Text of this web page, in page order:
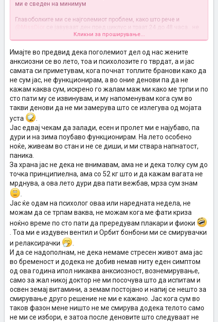
ми е сведен на минимум
Главоболките ми се најголемиот проблем, како што рече и
се јавуваат ден пред циклус и траат 24 до 48 часа.. не
можам од кревет да станам, од слаба(ако сум пиела таблета) до
исклучително интензивна мигренозна болка која буквално ме
треска од земја. А да е само главоболката... анксиозност, страв,
немир, плачливост, гадење, лоши мисли, нервоза, вознемиреност
Некој месец е помалку изразено, но најчесто е како овој, тотално
блокирање, неспособност за секојдневни обврски, не можам да
си го гледам детето
Какви природни таблети користиш@BlackNight?
@Doozy
Помагај те молам!
Во принцип се трудам да се хранам здраво во пакет со малата. Не
вежбам...Витамини и суплементи ако се сетам.. време обврски,
дете, стрес, работа...
Кликни за проширување...
Имајте во предвид дека поголемиот дел од нас жените
анксиозни се во лето, тоа и психолозите го тврдат, а и јас
самата си приметувам, кога почнат топлите бранови како да
не сум јас, не функционирам, а во оние денови па да не
кажам каква сум, искрено го жалам маж ми како ме трпи и по
сто пати му се извинувам, и му напоменувам кога сум во
такви денови да не ми замерува што се излегува од мојата
уста
Јас едвај чекам да залади, есен и пролет ми е најубаво, па
дури и на зима поубаво функционирам. На лето особено
ноќе, живеам во стан и не се диши, и ми ствара напнатост,
паника.
За храна јас не дека не внимавам, ама не и дека толку сум до
точка принципиелна, ама со 52 кг што и да кажам вагата не
мрднува, а ова лето дури два пати вежбав, мрза сум знам
Јас ќе одам на психолог оваа или наредната недела, не
можам да се трпам ваква, не можам кога ме фати криза
ноќно време по сто пати да прередувам плакари и фиоки
. Тоа ми е издувен вентил и Орбит бонбони ми се смирувачки
и релаксирачки
И да се надополнам, не дека немаме стресен живот ама јас
во бременост и додека не добив немав ниту еден симптом
од ова година ипол никаква анксиозност, вознемирување,
само за жал никој доктор не ми посочува што да испитам и
освен земај витамини, а земам постојано и напиј се нешто за
смирување друго решение не ми е кажано. Јас кога сум во
таков фазон мене ништо не ме смирува додека телото само
не ми се избори, е затоа после деновите што следуваат не